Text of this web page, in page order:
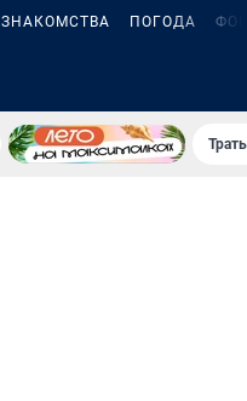
ЗНАКОМСТВА ПОГОДА